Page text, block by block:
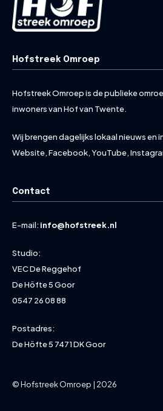
Hofstreek Omroep
Hofstreek Omroep is de publieke
inwoners van Hof van Twente.
Wij brengen dagelijks lokaal nieuws en
Website, Facebook, YouTube,
Contact
E-mail: info@hofstreek.nl
Studio:
VEC De Reggehof
De Höfte 5 Goor
0547 26 08 88
Postadres:
De Höfte 5 7471 DK Goor
© Hofstreek Omroep | 2026